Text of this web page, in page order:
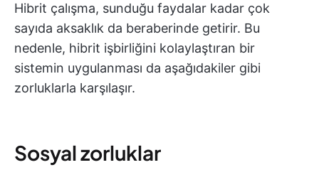
Hibrit çalışma, sunduğu faydalar kadar çok
sayıda aksaklık da beraberinde getirir. Bu
nedenle, hibrit işbirliğini kolaylaştıran bir
sistemin uygulanması da aşağıdakiler gibi
zorluklarla karşılaşır.
Sosyal zorluklar